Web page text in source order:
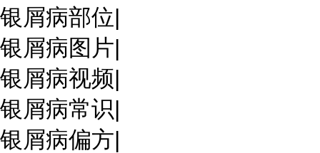
银屑病部位|
银屑病图片|
银屑病视频|
银屑病常识|
银屑病偏方|